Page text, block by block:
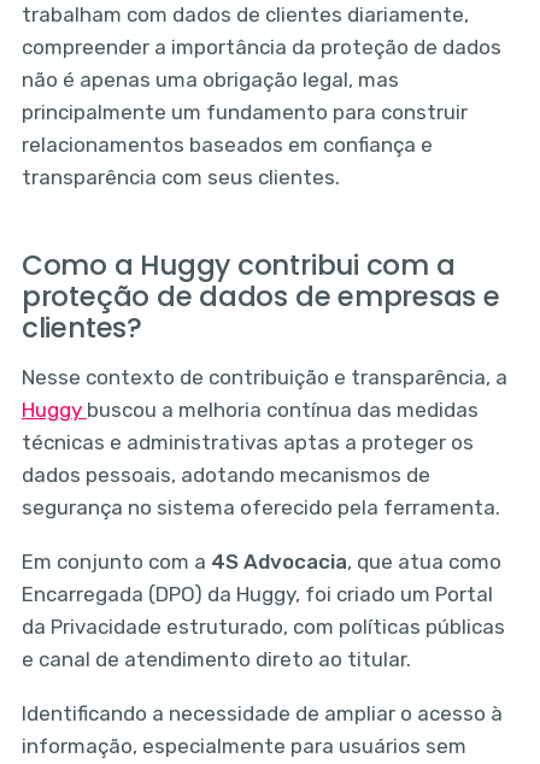
trabalham com dados de clientes diariamente,
compreender a importância da proteção de dados
não é apenas uma obrigação legal, mas
principalmente um fundamento para construir
relacionamentos baseados em confiança e
transparência com seus clientes.
Como a Huggy contribui com a
proteção de dados de empresas e
clientes?
Nesse contexto de contribuição e transparência, a
Huggy buscou a melhoria contínua das medidas
técnicas e administrativas aptas a proteger os
dados pessoais, adotando mecanismos de
segurança no sistema oferecido pela ferramenta.
Em conjunto com a 4S Advocacia, que atua como
Encarregada (DPO) da Huggy, foi criado um Portal
da Privacidade estruturado, com políticas públicas
e canal de atendimento direto ao titular.
Identificando a necessidade de ampliar o acesso à
informação, especialmente para usuários sem